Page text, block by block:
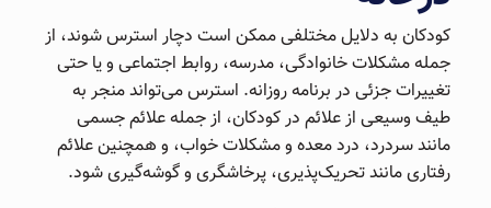
کودکان به دلایل مختلفی ممکن است دچار استرس شوند، از
جمله مشکلات خانوادگی، مدرسه، روابط اجتماعی و یا حتی
تغییرات جزئی در برنامه روزانه. استرس می‌تواند منجر به
طیف وسیعی از علائم در کودکان، از جمله علائم جسمی
مانند سردرد، درد معده و مشکلات خواب، و همچنین علائم
رفتاری مانند تحریک‌پذیری، پرخاشگری و گوشه‌گیری شود.